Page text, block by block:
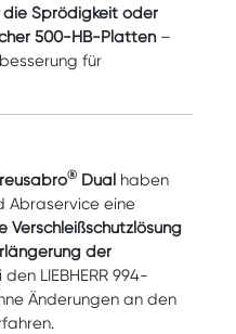
Sprödigkeit oder
500-HB-Platten–
für
® Dual haben
Abraservice eine
Verschleißschutzlösung
der
den LIEBHERR 994-
Änderungen an den